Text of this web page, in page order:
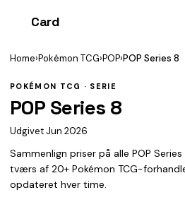
Card
Home›Pokémon TCG›POP›POP Series 8
POKÉMON TCG · SERIE
POP Series 8
Udgivet Jun 2026
Sammenlign priser på alle POP
tværs af 20+ Pokémon TCG-
opdateret hver time.